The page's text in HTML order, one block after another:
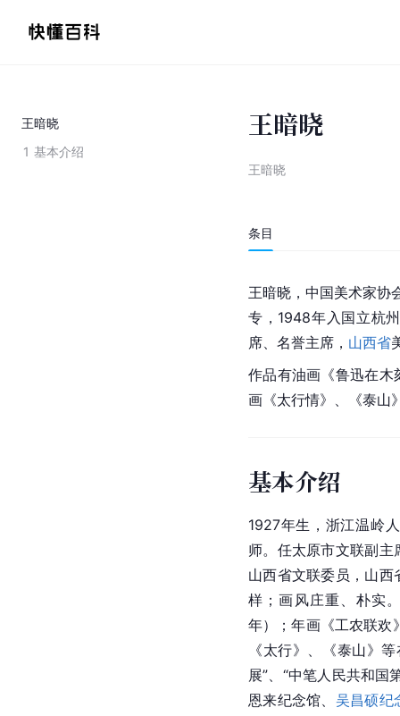
王暗晓
1 基本介绍
王暗晓
王暗晓
条目
王暗晓， 中国美术家协
专，1948年入国立杭
席、名誉主席， 山西省
作品有油画《鲁迅在木
画《太行情》、《泰山
基本介绍
1927年生，浙江温岭
师。任太原市文联副
山西省文联委员，山
样；画风庄重、朴实
年）；年画《工农联欢
《太行》、《泰山》
展”、“中笔人民共和
恩来纪念馆、 吴昌硕纪